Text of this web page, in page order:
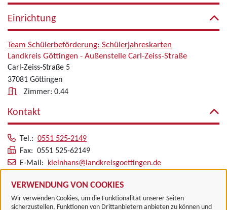
VERWENDUNG VON COOKIES
Wir verwenden Cookies, um die Funktionalität unserer Seiten
sicherzustellen, Funktionen von Drittanbietern anbieten zu können und
Einrichtung
Team Schülerbeförderung: Schülerjahreskarten
Landkreis Göttingen - Außenstelle Carl-Zeiss-Straße
Carl-Zeiss-Straße 5
37081 Göttingen
Zimmer: 0.44
Kontakt
Tel.: 0551 525-2149
Fax: 0551 525-62149
E-Mail:
kleinhans@landkreisgoettingen.de
Alle zugeordneten Einrichtungen